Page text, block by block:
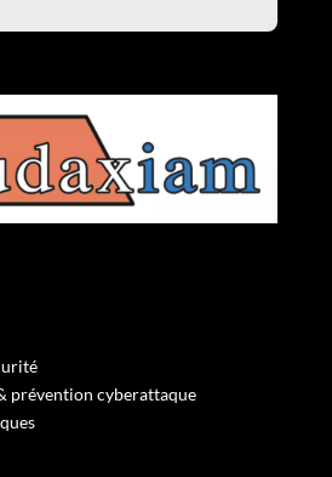
prévention cyberattaque